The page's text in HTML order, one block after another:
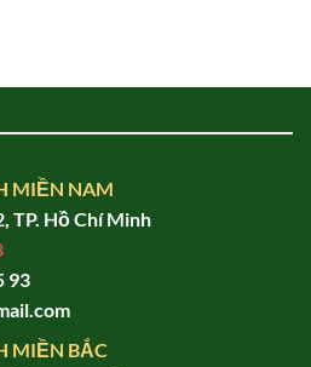
MIỀN NAM
TP. Hồ Chí Minh
93
MIỀN BẮC